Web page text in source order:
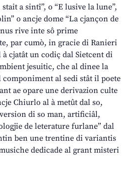
a sintî”, o “E lusive la lune”,
o ancje dome “La cjançon de
rive inte sô prime
par cumò, in gracie di Ranieri
cjatât un codiç dal Sietcent di
jesuitic, che al dinee la
al sedi stât il poete
ae opare une derivazion culte
Chiurlo al à metût dal so,
di so man, artificiâl,
de leterature furlane” dal
ben une trentine di variantis
dedicade al grant misteri